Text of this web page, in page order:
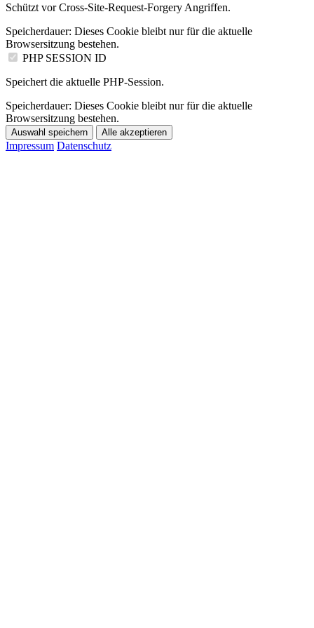
Schützt vor Cross-Site-Request-Forgery Angriffen.
Speicherdauer: Dieses Cookie bleibt nur für die aktuelle
Browsersitzung bestehen.
PHP SESSION ID
Speichert die aktuelle PHP-Session.
Speicherdauer: Dieses Cookie bleibt nur für die aktuelle
Browsersitzung bestehen.
Auswahl speichern Alle akzeptieren
Impressum Datenschutz